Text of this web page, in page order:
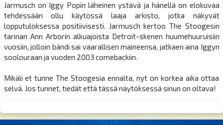
Jarmusch on Iggy Popin läheinen ystävä ja hänellä on elokuvaa
tehdessään ollu käytössä laaja arkisto, jotka näkyvät
lopputuloksessa positiivisesti. Jarmusch kertoo The Stoogesin
tarinan Ann Arborin alkuajoista Detroit-skenen huumehuuruisiin
vuosiin, jolloin bändi sai vaarallisen maineensa, jatkaen aina Iggyn
soolouraan ja vuoden 2003 comebackiin.
Mikäli et tunne The Stoogesia ennalta, nyt on korkea aika ottaa
selvä. Jos tunnet, tiedät että tässä näytöksessä sinun on oltava!